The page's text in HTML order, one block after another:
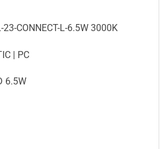
CONNECT-L-6.5W 3000K
| PC
6.5W